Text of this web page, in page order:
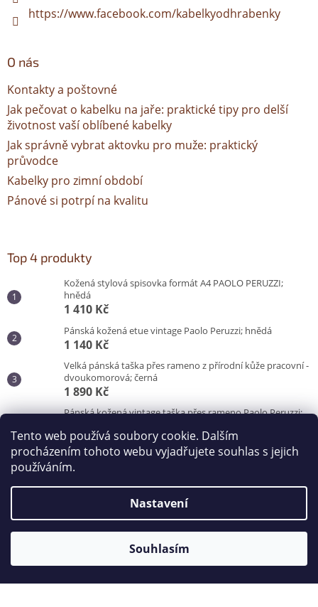
Tento web používá soubory cookie. Dalším
procházením tohoto webu vyjadřujete souhlas s jejich
používáním.
Nastavení
Souhlasím
https://www.facebook.com/kabelkyodhrabenky
O nás
Kontakty a poštovné
Jak pečovat o kabelku na jaře: praktické tipy pro delší
životnost vaší oblíbené kabelky
Jak správně vybrat aktovku pro muže: praktický
průvodce
Kabelky pro zimní období
Pánové si potrpí na kvalitu
Top 4 produkty
Kožená stylová spisovka formát A4 PAOLO PERUZZI;
hnědá
1 410 Kč
Pánská kožená etue vintage Paolo Peruzzi; hnědá
1 140 Kč
Velká pánská taška přes rameno z přírodní kůže pracovní -
dvoukomorová; černá
1 890 Kč
Pánská kožená vintage taška přes rameno Paolo Peruzzi;
3 100 Kč
Vytvořil Shoptet
Copyright 2026Kabelky od Hraběnky. Všechna práva
vyhrazena.